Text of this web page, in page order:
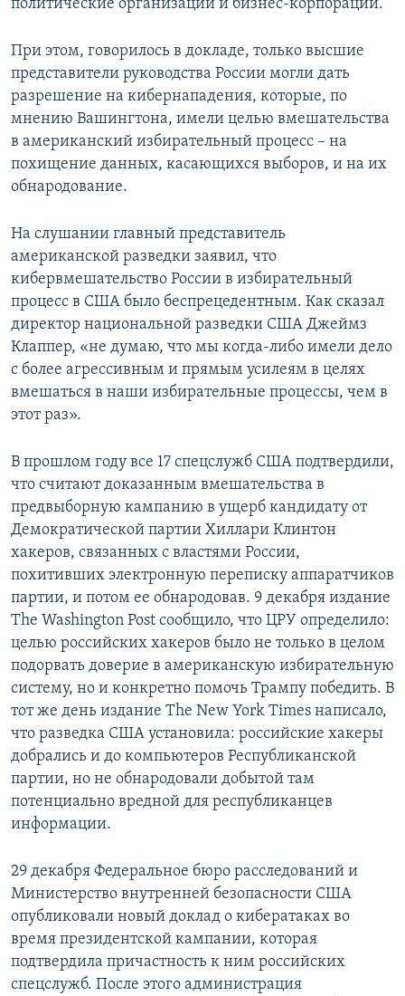
политические организации и бизнес-корпорации.
При этом, говорилось в докладе, только высшие
представители руководства России могли дать
разрешение на кибернападения, которые, по
мнению Вашингтона, имели целью вмешательства
в американский избирательный процесс – на
похищение данных, касающихся выборов, и на их
обнародование.
На слушании главный представитель
американской разведки заявил, что
кибервмешательство России в избирательный
процесс в США было беспрецедентным. Как сказал
директор национальной разведки США Джеймз
Клаппер, «не думаю, что мы когда-либо имели дело
с более агрессивным и прямым усилеям в целях
вмешаться в наши избирательные процессы, чем в
этот раз».
В прошлом году все 17 спецслужб США подтвердили,
что считают доказанным вмешательства в
предвыборную кампанию в ущерб кандидату от
Демократической партии Хиллари Клинтон
хакеров, связанных с властями России,
похитивших электронную переписку аппаратчиков
партии, и потом ее обнародовав. 9 декабря издание
The Washington Post сообщило, что ЦРУ определило:
целью российских хакеров было не только в целом
подорвать доверие в американскую избирательную
систему, но и конкретно помочь Трампу победить. В
тот же день издание The New York Times написало,
что разведка США установила: российские хакеры
добрались и до компьютеров Республиканской
партии, но не обнародовали добытой там
потенциально вредной для республиканцев
информации.
29 декабря Федеральное бюро расследований и
Министерство внутренней безопасности США
опубликовали новый доклад о кибератаках во
время президентской кампании, которая
подтвердила причастность к ним российских
спецслужб. После этого администрация